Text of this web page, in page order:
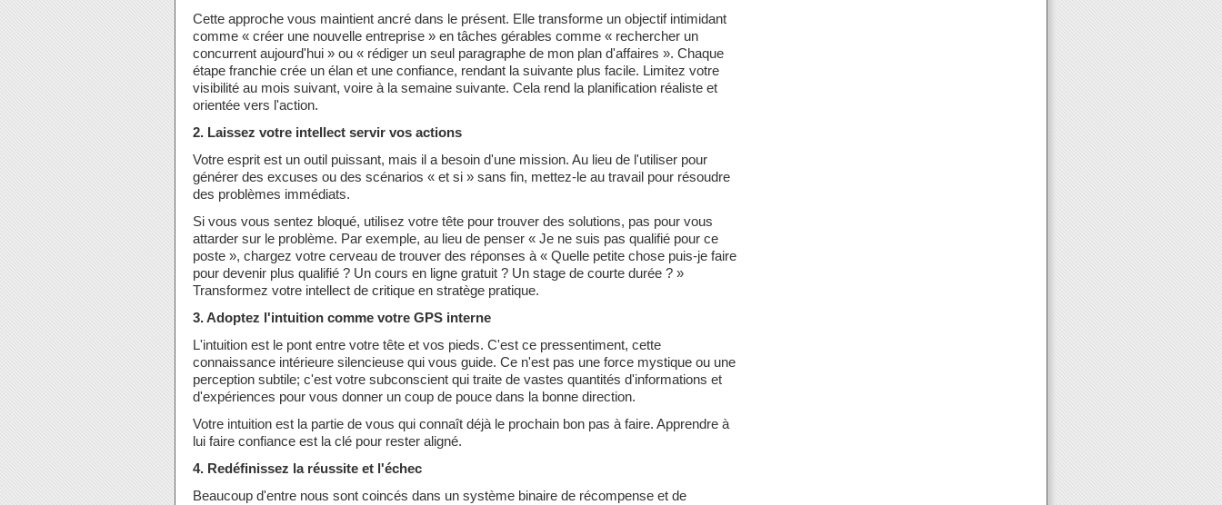
Cette approche vous maintient ancré dans le présent. Elle transforme un objectif intimidant
comme « créer une nouvelle entreprise » en tâches gérables comme « rechercher un
concurrent aujourd'hui » ou « rédiger un seul paragraphe de mon plan d'affaires ». Chaque
étape franchie crée un élan et une confiance, rendant la suivante plus facile. Limitez votre
visibilité au mois suivant, voire à la semaine suivante. Cela rend la planification réaliste et
orientée vers l'action.
2. Laissez votre intellect servir vos actions
Votre esprit est un outil puissant, mais il a besoin d'une mission. Au lieu de l'utiliser pour
générer des excuses ou des scénarios « et si » sans fin, mettez-le au travail pour résoudre
des problèmes immédiats.
Si vous vous sentez bloqué, utilisez votre tête pour trouver des solutions, pas pour vous
attarder sur le problème. Par exemple, au lieu de penser « Je ne suis pas qualifié pour ce
poste », chargez votre cerveau de trouver des réponses à « Quelle petite chose puis-je faire
pour devenir plus qualifié ? Un cours en ligne gratuit ? Un stage de courte durée ? »
Transformez votre intellect de critique en stratège pratique.
3. Adoptez l'intuition comme votre GPS interne
L'intuition est le pont entre votre tête et vos pieds. C'est ce pressentiment, cette
connaissance intérieure silencieuse qui vous guide. Ce n'est pas une force mystique ou une
perception subtile; c'est votre subconscient qui traite de vastes quantités d'informations et
d'expériences pour vous donner un coup de pouce dans la bonne direction.
Votre intuition est la partie de vous qui connaît déjà le prochain bon pas à faire. Apprendre à
lui faire confiance est la clé pour rester aligné.
4. Redéfinissez la réussite et l'échec
Beaucoup d'entre nous sont coincés dans un système binaire de récompense et de